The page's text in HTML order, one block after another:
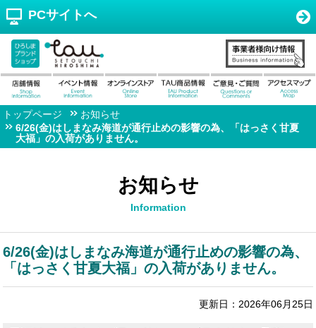
PCサイトへ
トップページ
お知らせ
6/26(金)はしまなみ海道が通行止めの影響の為、「はっさく甘夏
大福」の入荷がありません。
お知らせ
Information
6/26(金)はしまなみ海道が通行止めの影響の為、
「はっさく甘夏大福」の入荷がありません。
更新日：2026年06月25日